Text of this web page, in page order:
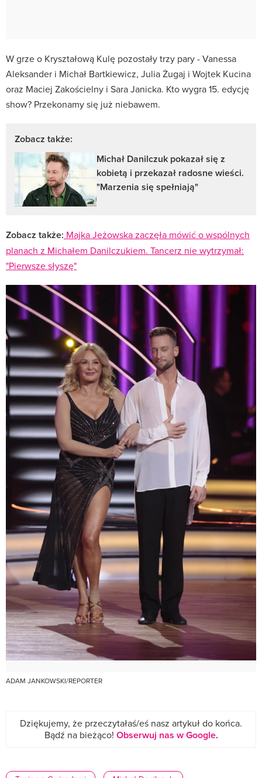
W grze o Kryształową Kulę pozostały trzy pary - Vanessa
Aleksander i Michał Bartkiewicz, Julia Żugaj i Wojtek Kucina
oraz Maciej Zakościelny i Sara Janicka. Kto wygra 15. edycję
show? Przekonamy się już niebawem.
Zobacz także:
Michał Danilczuk pokazał się z
kobietą i przekazał radosne wieści.
"Marzenia się spełniają"
Zobacz także: Majka Jeżowska zaczęła mówić o wspólnych
planach z Michałem Danilczukiem. Tancerz nie wytrzymał:
"Pierwsze słyszę"
ADAM JANKOWSKI/REPORTER
Dziękujemy, że przeczytałaś/eś nasz artykuł do końca.
Bądź na bieżąco! Obserwuj nas w Google.